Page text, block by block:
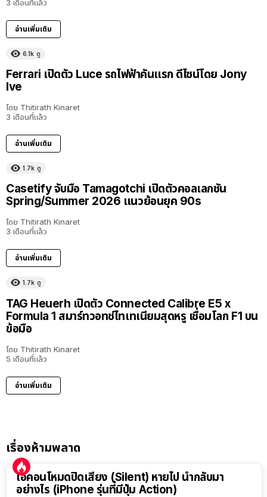
3 เดือนที่แล้ว
อ่านเพิ่มเติม
6.1k ดู
Ferrari เปิดตัว Luce รถไฟฟ้าคันแรก ดีไซน์โดย Jony
Ive
โดย Thitirath Kinaret
3 เดือนที่แล้ว
อ่านเพิ่มเติม
1.7k ดู
Casetify จับมือ Tamagotchi เปิดตัวคอลเลกชัน
Spring/Summer 2026 แนวย้อนยุค 90s
โดย Thitirath Kinaret
3 เดือนที่แล้ว
อ่านเพิ่มเติม
1.7k ดู
TAG Heuerh เปิดตัว Connected Calibre E5 x
Formula 1 สมาร์ทวอทช์ไทเทเนียมสุดหรู เชื่อมโลก F1 บน
ข้อมือ
โดย Thitirath Kinaret
5 เดือนที่แล้ว
อ่านเพิ่มเติม
เรื่องห้ามพลาด
ไอคอนโหมดปิดเสียง (Silent) หายไป นำกลับมา
อย่างไร (iPhone รุ่นที่มีปุ่ม Action)